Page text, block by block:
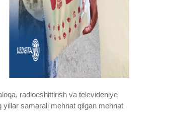
radioeshittirish va televideniye
samarali mehnat qilgan mehnat